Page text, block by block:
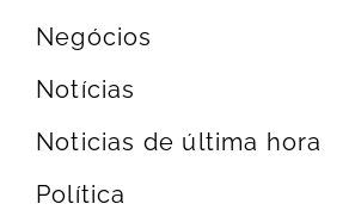
Negócios
Notícias
Noticias de última hora
Política